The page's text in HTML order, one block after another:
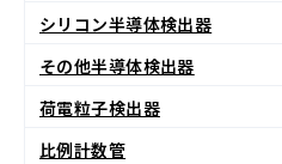
シリコン半導体検出器
その他半導体検出器
荷電粒子検出器
比例計数管